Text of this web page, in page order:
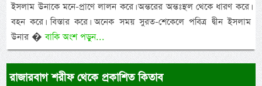
ইসলাম উনাকে মনে-প্রাণে লালন করে। অন্তরের অন্তঃস্থল থেকে ধারণ করে।
বহন করে। বিস্তার করে। অনেক সময় সুরত-শেকেলে পবিত্র দ্বীন ইসলাম
উনার �বাকি অংশ পড়ুন...
রাজারবাগ শরীফ থেকে প্রকাশিত কিতাব